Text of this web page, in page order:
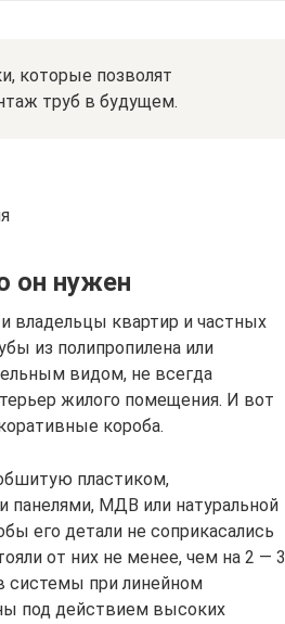
которые позволят
труб в будущем.
он нужен
квартир и частных
из полипропилена или
видом, не всегда
жилого помещения. И вот
короба.
пластиком,
панелями, МДВ или натуральной
его детали не соприкасались
от них не менее, чем на 2 — 3
системы при линейном
под действием высоких